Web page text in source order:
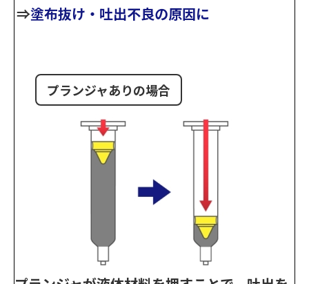
⇒塗布抜け・吐出不良の原因に
プランジャありの場合